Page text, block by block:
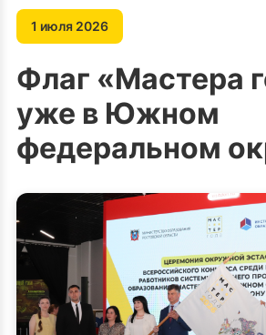
1 июля 2026
Флаг «Мастера
уже в Южном
федеральном